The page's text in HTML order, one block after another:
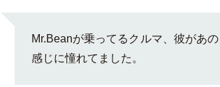
Mr.Beanが乗ってるクルマ、彼があ
感じに憧れてました。